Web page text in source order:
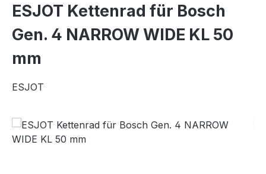
ESJOT Kettenrad für Bosch
Gen. 4 NARROW WIDE KL 50
mm
ESJOT